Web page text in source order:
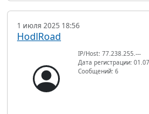
1 июля 2025 18:56
HodlRoad
IP/Host: 77.238.255.---
Дата регистрации:
Сообщений: 6